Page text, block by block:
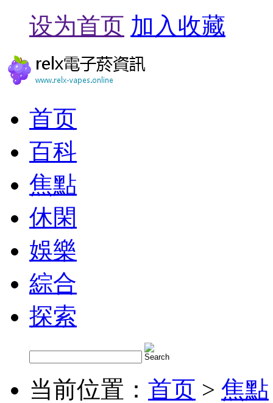
设为首页 加入收藏
首页
百科
焦點
休閑
娛樂
綜合
探索
当前位置： 首页 > 焦點